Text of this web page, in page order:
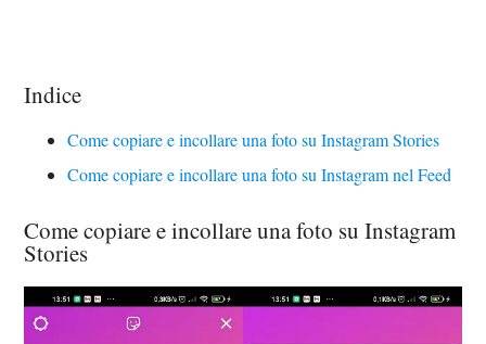
Indice
Come copiare e incollare una foto su Instagram Stories
Come copiare e incollare una foto su Instagram nel Feed
Come copiare e incollare una foto su Instagram
Stories